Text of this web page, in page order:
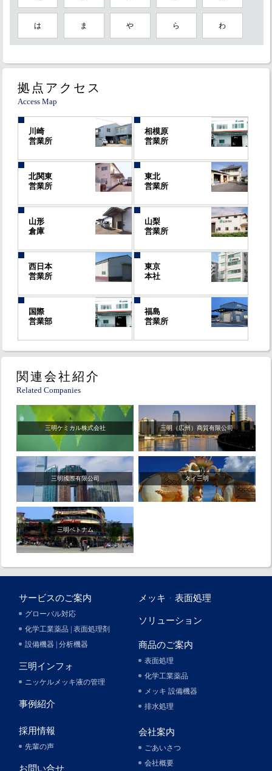
は ま や ら わ
拠点アクセス
Access Map
川崎
営業所
相模原
営業所
北関東
営業所
東北
営業所
山形
倉庫
山梨
営業所
西日本
営業所
東京
本社
国際
営業部
福島
営業所
関連会社紹介
Related Companies
三明ケミカル株式会社 三明（広州）商貿有限公司
三明國際有限公司 タイ三明
三明ベトナム
メッキ ・表面処理
サービスのご案内
グローバル対応
化学工業薬品 | 表面処理剤
設備機器 | 分析機器
ソリューション
商品のご案内
表面処理
化学工業薬品
メッキ 設備機器
排水処理
三明インフォ
ニッケルメッキ液の管理
事例紹介
採用情報
先輩の声
会社案内
ごあいさつ
会社概要
お問い合せ